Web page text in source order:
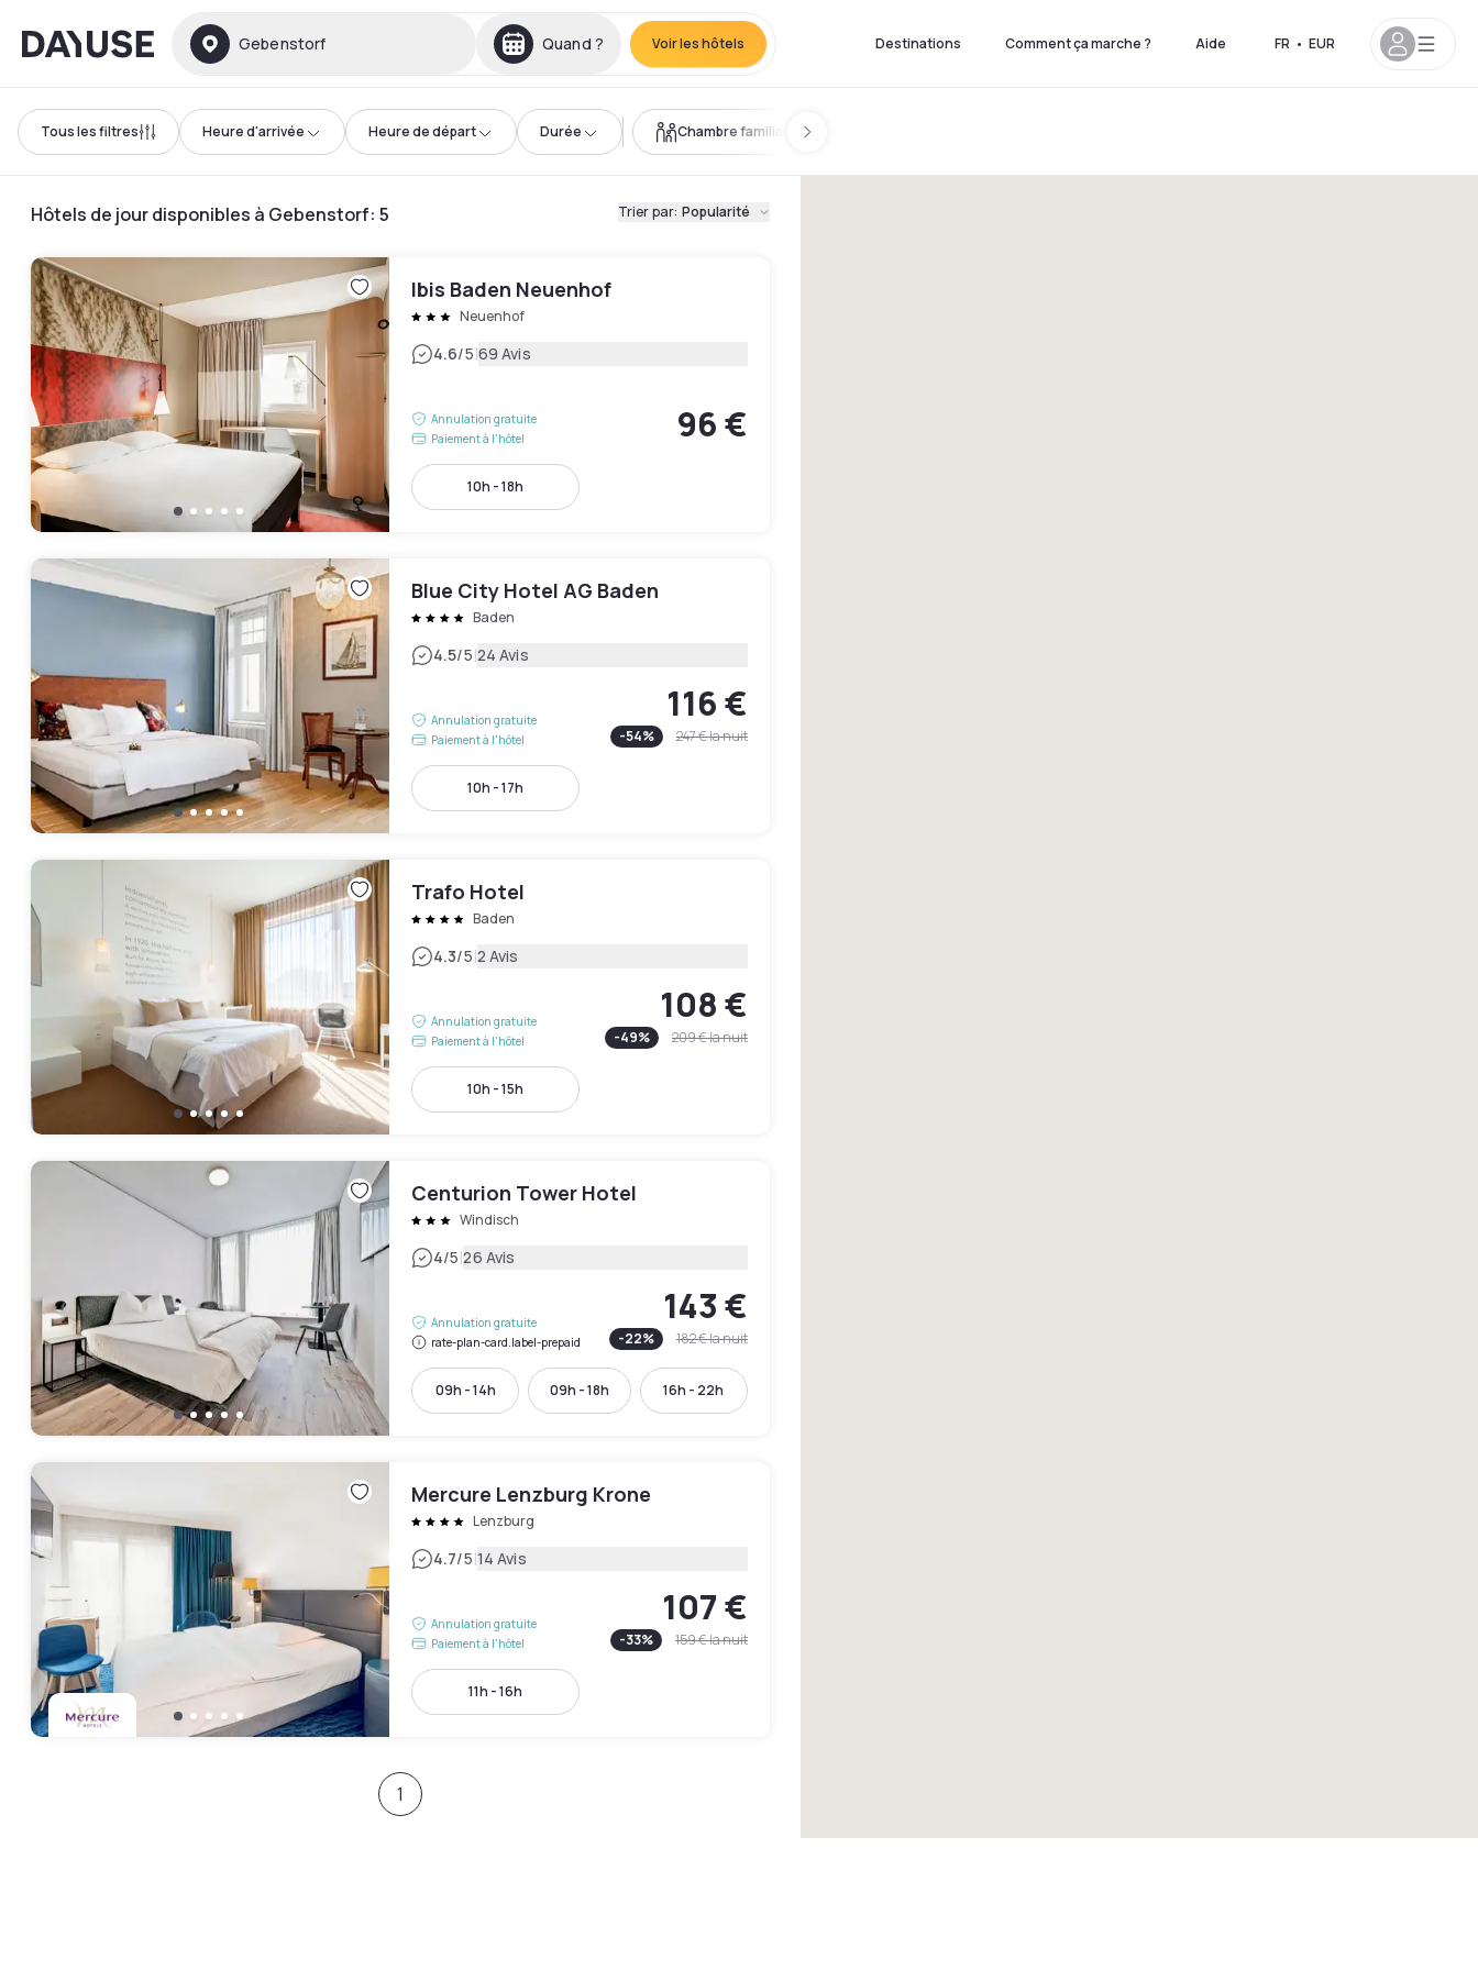
Dayuse Gebenstorf Quand ? Voir les hôtels Destinations Comment ça marche ? Aide FR • EUR
Tous les filtres Heure d'arrivée Heure de départ Durée Chambre familiale
Hôtels de jour disponibles à Gebenstorf: 5 Trier par: Popularité
Ibis Baden Neuenhof
Neuenhof
4.6/5|69 Avis
Annulation gratuite
Paiement à l'hôtel
96 €
10h - 18h
Blue City Hotel AG Baden
Baden
4.5/5|24 Avis
Annulation gratuite
Paiement à l'hôtel
116 €
-54% 247 €la nuit
10h - 17h
Trafo Hotel
Baden
4.3/5|2 Avis
Annulation gratuite
Paiement à l'hôtel
108 €
-49% 209 €la nuit
10h - 15h
Centurion Tower Hotel
Windisch
4/5|26 Avis
Annulation gratuite
rate-plan-card.label-prepaid
143 €
-22% 182 €la nuit
09h - 14h 09h - 18h 16h - 22h
Mercure Lenzburg Krone
Lenzburg
4.7/5|14 Avis
Annulation gratuite
Paiement à l'hôtel
107 €
-33% 159 €la nuit
11h - 16h
1